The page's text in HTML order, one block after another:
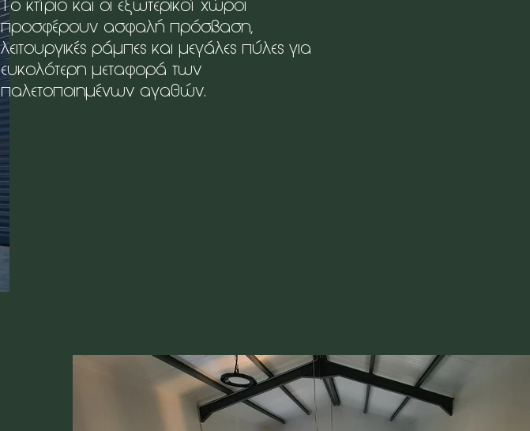
Το κτίριο και οι εξωτερικοί χώροι
προσφέρουν ασφαλή πρόσβαση,
λειτουργικές ράμπες και μεγάλες πύλες για
ευκολότερη μεταφορά των
παλετοποιημένων αγαθών.